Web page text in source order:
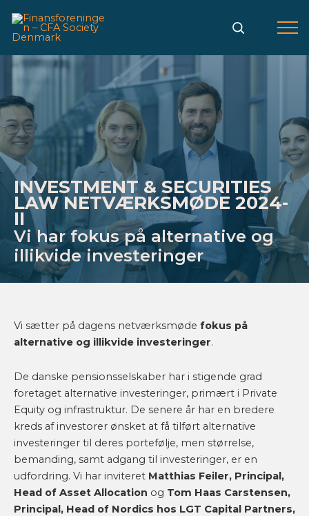
indholdet
INVESTMENT & SECURITIES
LAW NETVÆRKSMØDE 2024-
II
Vi har fokus på alternative og
illikvide investeringer
Vi sætter på dagens netværksmøde fokus på
alternative og illikvide investeringer.
De danske pensionsselskaber har i stigende grad
foretaget alternative investeringer, primært i Private
Equity og infrastruktur. De senere år har en bredere
kreds af investorer ønsket at få tilført alternative
investeringer til deres portefølje, men størrelse,
bemanding, samt adgang til investeringer, er en
udfordring. Vi har inviteret Matthias Feiler, Principal,
Head of Asset Allocation og Tom Haas Carstensen,
Principal, Head of Nordics hos LGT Capital Partners,